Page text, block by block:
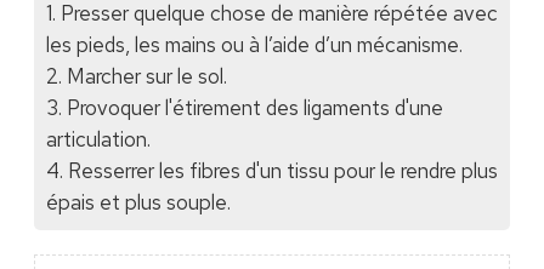
1. Presser quelque chose de manière répétée avec
les pieds, les mains ou à l’aide d’un mécanisme.
2. Marcher sur le sol.
3. Provoquer l'étirement des ligaments d'une
articulation.
4. Resserrer les fibres d'un tissu pour le rendre plus
épais et plus souple.